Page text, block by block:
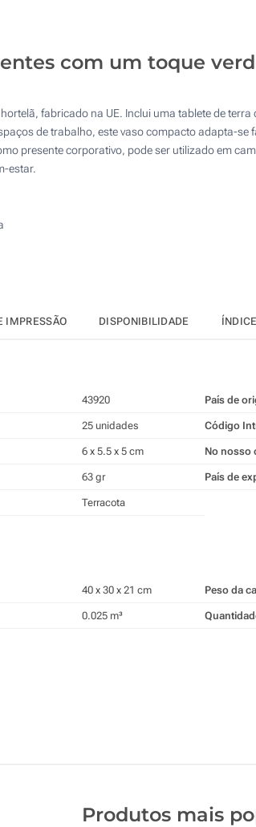
250
Outra :
com um toque
fabricado na UE. Inclui uma tablete de
de trabalho, este vaso compacto adapta-
presente corporativo, pode ser utilizado em
estar.
IMPRESSÃO DISPONIBILIDADE
43920
25 unidades
6 x 5.5 x 5 cm
63 gr
Terracota
País de
Código
No nosso
País de
40 x 30 x 21 cm
0.025 m³
Peso da
Produtos mais